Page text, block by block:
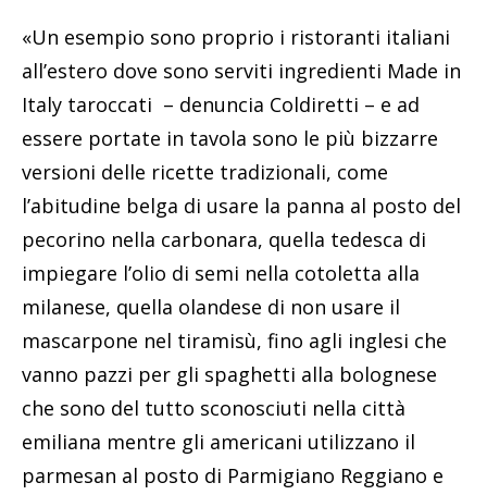
«Un esempio sono proprio i ristoranti italiani
all’estero dove sono serviti ingredienti Made in
Italy taroccati – denuncia Coldiretti – e ad
essere portate in tavola sono le più bizzarre
versioni delle ricette tradizionali, come
l’abitudine belga di usare la panna al posto del
pecorino nella carbonara, quella tedesca di
impiegare l’olio di semi nella cotoletta alla
milanese, quella olandese di non usare il
mascarpone nel tiramisù, fino agli inglesi che
vanno pazzi per gli spaghetti alla bolognese
che sono del tutto sconosciuti nella città
emiliana mentre gli americani utilizzano il
parmesan al posto di Parmigiano Reggiano e